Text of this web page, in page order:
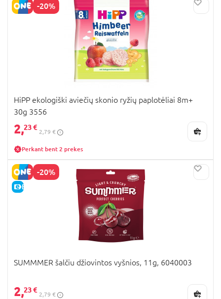
-20%
HiPP ekologiški aviečių skonio ryžių paplotėliai 8m+
30g 3556
2,23 €
2,79 €
Perkant bent 2 prekes
-20%
E-KAINA
SUMMMER šalčiu džiovintos vyšnios, 11g, 6040003
2,23 €
2,79 €